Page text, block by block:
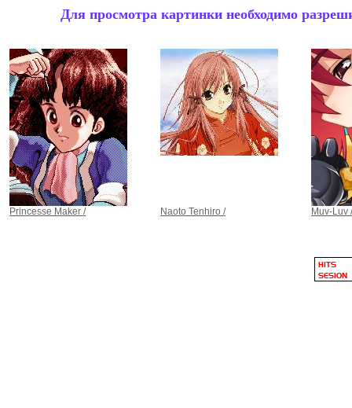
Для просмотра картинки необходимо
Princesse Maker / Naoto Tenhiro / Muv-Luv /